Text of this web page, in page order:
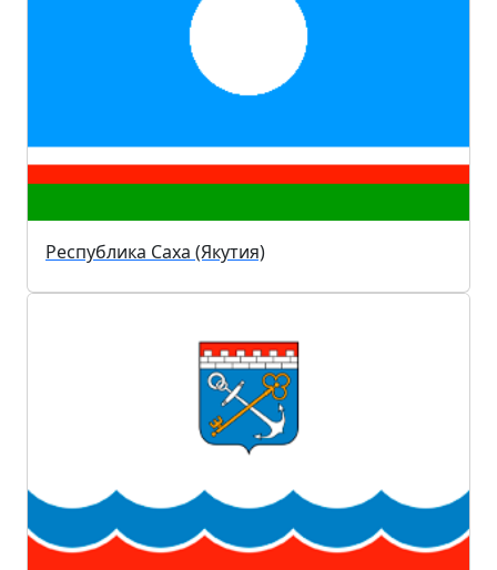
Республика Саха (Якутия)